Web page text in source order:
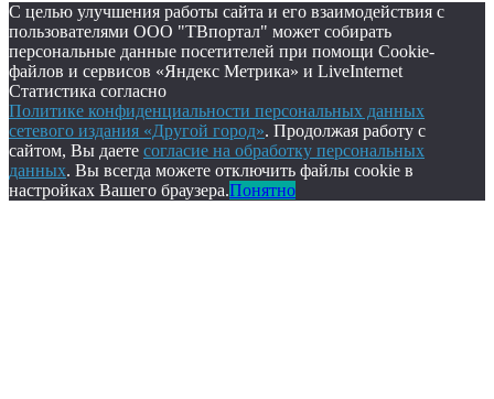
С целью улучшения работы сайта и его взаимодействия с
пользователями ООО "ТВпортал" может собирать
персональные данные посетителей при помощи Cookie-
файлов и сервисов «Яндекс Метрика» и LiveInternet
Статистика согласно
Политике конфиденциальности персональных данных
сетевого издания «Другой город». Продолжая работу с
сайтом, Вы даете согласие на обработку персональных
данных. Вы всегда можете отключить файлы cookie в
настройках Вашего браузера.Понятно